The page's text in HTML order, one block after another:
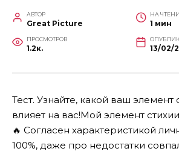
АВТОР
Great Picture
НА
1 мин
ПРОСМОТРОВ
1.2к. 13/02/
Тест. Узнайте, какой ваш элемент
влияет на вас!Мой элемент
🔥 Согласен характеристикой
100%, даже про недостатки